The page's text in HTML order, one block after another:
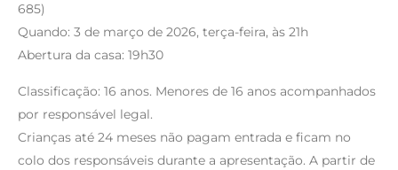
685)
Quando: 3 de março de 2026, terça-feira, às 21h
Abertura da casa: 19h30
Classificação: 16 anos. Menores de 16 anos acompanhados
por responsável legal.
Crianças até 24 meses não pagam entrada e ficam no
colo dos responsáveis durante a apresentação. A partir de